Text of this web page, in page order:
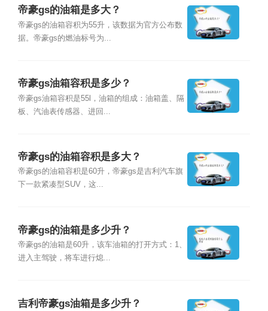
帝豪gs的油箱是多大？
帝豪gs的油箱容积为55升，该数据为官方公布数
据。帝豪gs的燃油标号为...
帝豪gs油箱容积是多少？
帝豪gs油箱容积是55l，油箱的组成：油箱盖、隔
板、汽油表传感器、进回...
帝豪gs的油箱容积是多大？
帝豪gs的油箱容积是60升，帝豪gs是吉利汽车旗
下一款紧凑型SUV，这...
帝豪gs的油箱是多少升？
帝豪gs的油箱是60升，该车油箱的打开方式：1、
进入主驾驶，将车进行熄...
吉利帝豪gs油箱是多少升？